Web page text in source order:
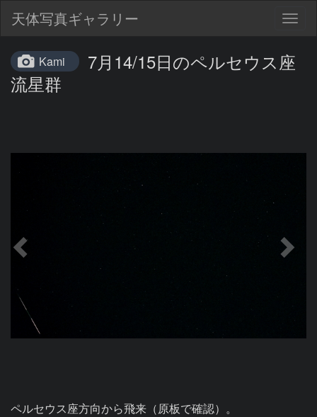
天体写真ギャラリー
Kami
7月14/15日のペルセウス座
流星群
ペルセウス座方向から飛来（原板で確認）。